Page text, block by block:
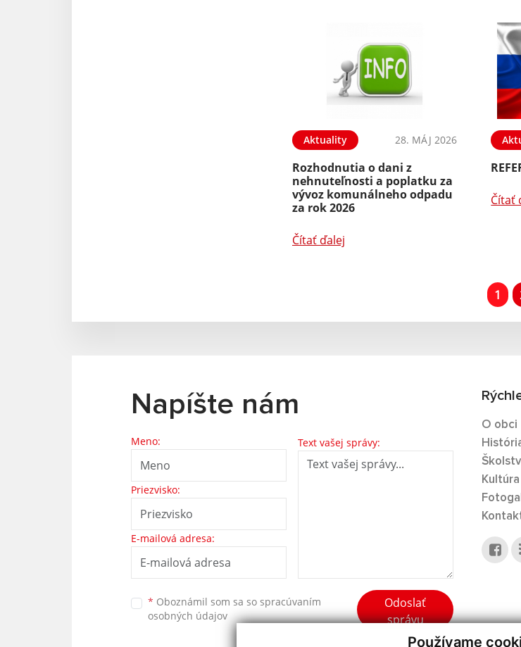
Používame
Aktuality 28. MÁJ 2026
Rozhodnutia o dani z
nehnuteľnosti a poplatku za
vývoz komunálneho odpadu
za rok 2026
Čítať ďalej
Čítať
1
Napíšte nám
Meno:
Priezvisko:
E-mailová adresa:
Text vašej správy:
* Oboznámil som sa so spracúvaním
osobných údajov
Odoslať
správu
O obci
Kultúra